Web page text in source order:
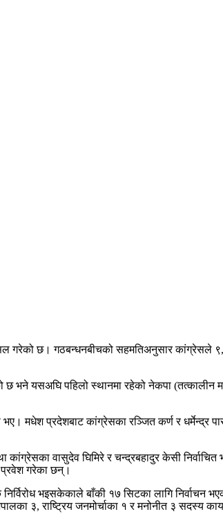
गरेको छ। गठबन्धनबीचको सहमतिअनुसार
भने यसअघि पहिलो स्थानमा रहेको नेकपा (तत्कालीन
भए। मधेश प्रदेशबाट कांग्रेसका रञ्जित कर्ण र धर्मेन्द्र
वासुदेव घिमिरे र चन्द्रबहादुर केसी
प्रवेश गरेका छन्।
भइसकेकाले बाँकी १७ सिटका लागि निर्वाचन
३, राष्ट्रिय जनमोर्चाका १ र मनोनीत ३ सदस्य